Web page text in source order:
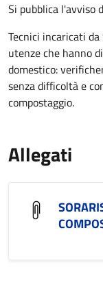
Si pubblica l'avviso
Tecnici incaricati
utenze che hanno
domestico:
senza difficoltà e
compostaggio.
Allegati